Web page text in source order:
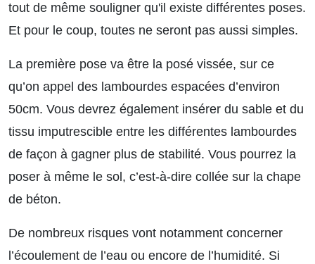
tout de même souligner qu'il existe différentes poses.
Et pour le coup, toutes ne seront pas aussi simples.
La première pose va être la posé vissée, sur ce
qu’on appel des lambourdes espacées d’environ
50cm. Vous devrez également insérer du sable et du
tissu imputrescible entre les différentes lambourdes
de façon à gagner plus de stabilité. Vous pourrez la
poser à même le sol, c’est-à-dire collée sur la chape
de béton.
De nombreux risques vont notamment concerner
l’écoulement de l’eau ou encore de l’humidité. Si